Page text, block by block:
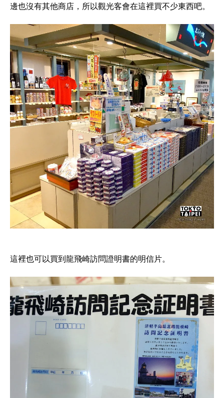
邊也沒有其他商店，所以觀光客會在這裡買不少東西吧。
這裡也可以買到龍飛崎訪問證明書的明信片。